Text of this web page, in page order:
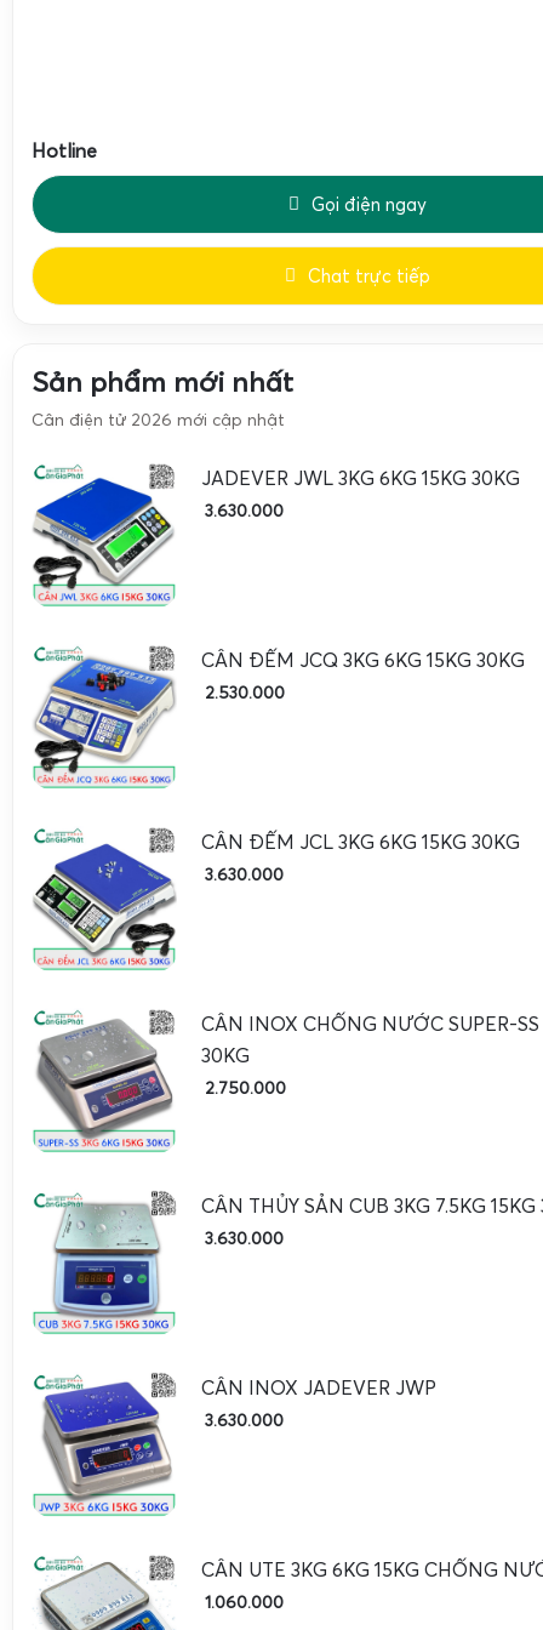
tác nhân ăn mòn, kéo dài tuổi thọ cân. Mặt bàn cân có
inox hoặc thép dày để chống móp, chống thủng khi đặt vật
Thông số kỹ thuật cân điện tử XK3190-T7E 60kg
300kg 500kg
và kích thước bàn cân phù hợp với nhu cầu thực tế, từ
heo chốt số.
Model bộ chỉ thị
Dải tải trọng bàn cân
Độ chia (e)
Kiểu thiết kế
Kích thước bàn cân tham khảo
Vật liệu khung
Thép hộp / thép tấm
Loại loadcell
Màn hình hiển thị
LED số đỏ cỡ lớn, 6
Nguồn cấp
Pin sạc
sử dụng 40–80 giờ
Nhiệt độ làm việc
Ứng dụng
Cổng kết nối
RS232 (tùy chọn) để
Hotline
Gọi điện ngay
Chat trực tiếp
Sản phẩm mới nhất
Cân điện tử 2026 mới cập nhật
JADEVER JWL 3KG 6KG 15KG 30KG
3.630.000
CÂN ĐẾM JCQ 3KG 6KG 15KG 30KG
2.530.000
CÂN ĐẾM JCL 3KG 6KG 15KG 30KG
3.630.000
CÂN INOX CHỐNG NƯỚC SUPER-SS
30KG
2.750.000
CÂN THỦY SẢN CUB 3KG 7.5KG 15KG
3.630.000
CÂN INOX JADEVER JWP
3.630.000
CÂN UTE 3KG 6KG 15KG CHỐNG
1.060.000